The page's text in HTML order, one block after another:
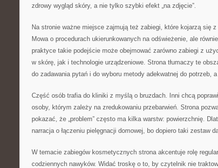
zdrowy wygląd skóry, a nie tylko szybki efekt „na zdjęcie”.
Na stronie ważne miejsce zajmują też zabiegi, które kojarzą się
Mowa o procedurach ukierunkowanych na odświeżenie, ale
praktyce takie podejście może obejmować zarówno zabiegi z
w skórę, jak i technologie urządzeniowe. Strona tłumaczy te
do zadawania pytań i do wyboru metody adekwatnej do potrzeb,
Część osób trafia do kliniki z myślą o bruzdach. Inni chcą
osoby, którym zależy na zredukowaniu przebarwień. Strona
pokazać, że „problem” często ma kilka warstw: powierzchnię.
narracja o łączeniu pielęgnacji domowej, bo dopiero taki zestaw
W temacie zabiegów kosmetycznych strona akcentuje rolę
codziennych nawyków. Widać troskę o to, by czytelnik nie